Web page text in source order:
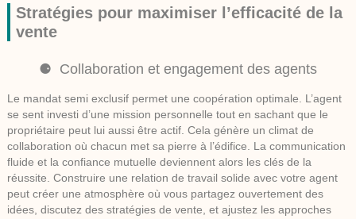
Stratégies pour maximiser l’efficacité de la
vente
Collaboration et engagement des agents
Le mandat semi exclusif permet une coopération optimale. L’agent
se sent investi d’une mission personnelle tout en sachant que le
propriétaire peut lui aussi être actif. Cela génère un climat de
collaboration où chacun met sa pierre à l’édifice. La communication
fluide et la confiance mutuelle deviennent alors les clés de la
réussite. Construire une relation de travail solide avec votre agent
peut créer une atmosphère où vous partagez ouvertement des
idées, discutez des stratégies de vente, et ajustez les approches